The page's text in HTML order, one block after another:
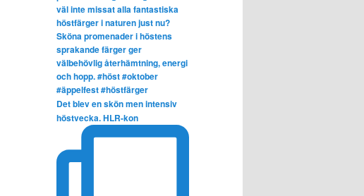
Det blev en skön men intensiv
höstvecka. HLR-kon